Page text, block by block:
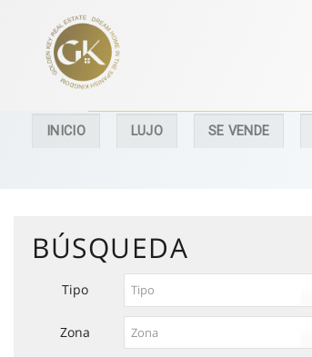
content
INICIO LUJO SE VENDE
BÚSQUEDA
Tipo
Zona